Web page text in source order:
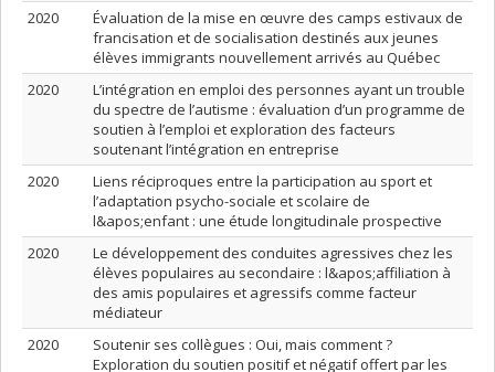
2020
Évaluation de la mise en œuvre des camps estivaux de
francisation et de socialisation destinés aux jeunes
élèves immigrants nouvellement arrivés au Québec
2020
L’intégration en emploi des personnes ayant un trouble
du spectre de l’autisme : évaluation d’un programme de
soutien à l’emploi et exploration des facteurs
soutenant l’intégration en entreprise
2020
Liens réciproques entre la participation au sport et
l’adaptation psycho-sociale et scolaire de
l&apos;enfant : une étude longitudinale prospective
2020
Le développement des conduites agressives chez les
élèves populaires au secondaire : l&apos;affiliation à
des amis populaires et agressifs comme facteur
médiateur
2020
Soutenir ses collègues : Oui, mais comment ?
Exploration du soutien positif et négatif offert par les